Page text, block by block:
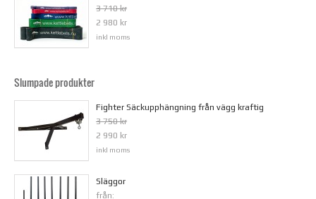
3 710 kr
2 980 kr
inkl moms
Slumpade produkter
Fighter Säckupphängning från vägg kraftig
3 750 kr
2 990 kr
inkl moms
Släggor
från: